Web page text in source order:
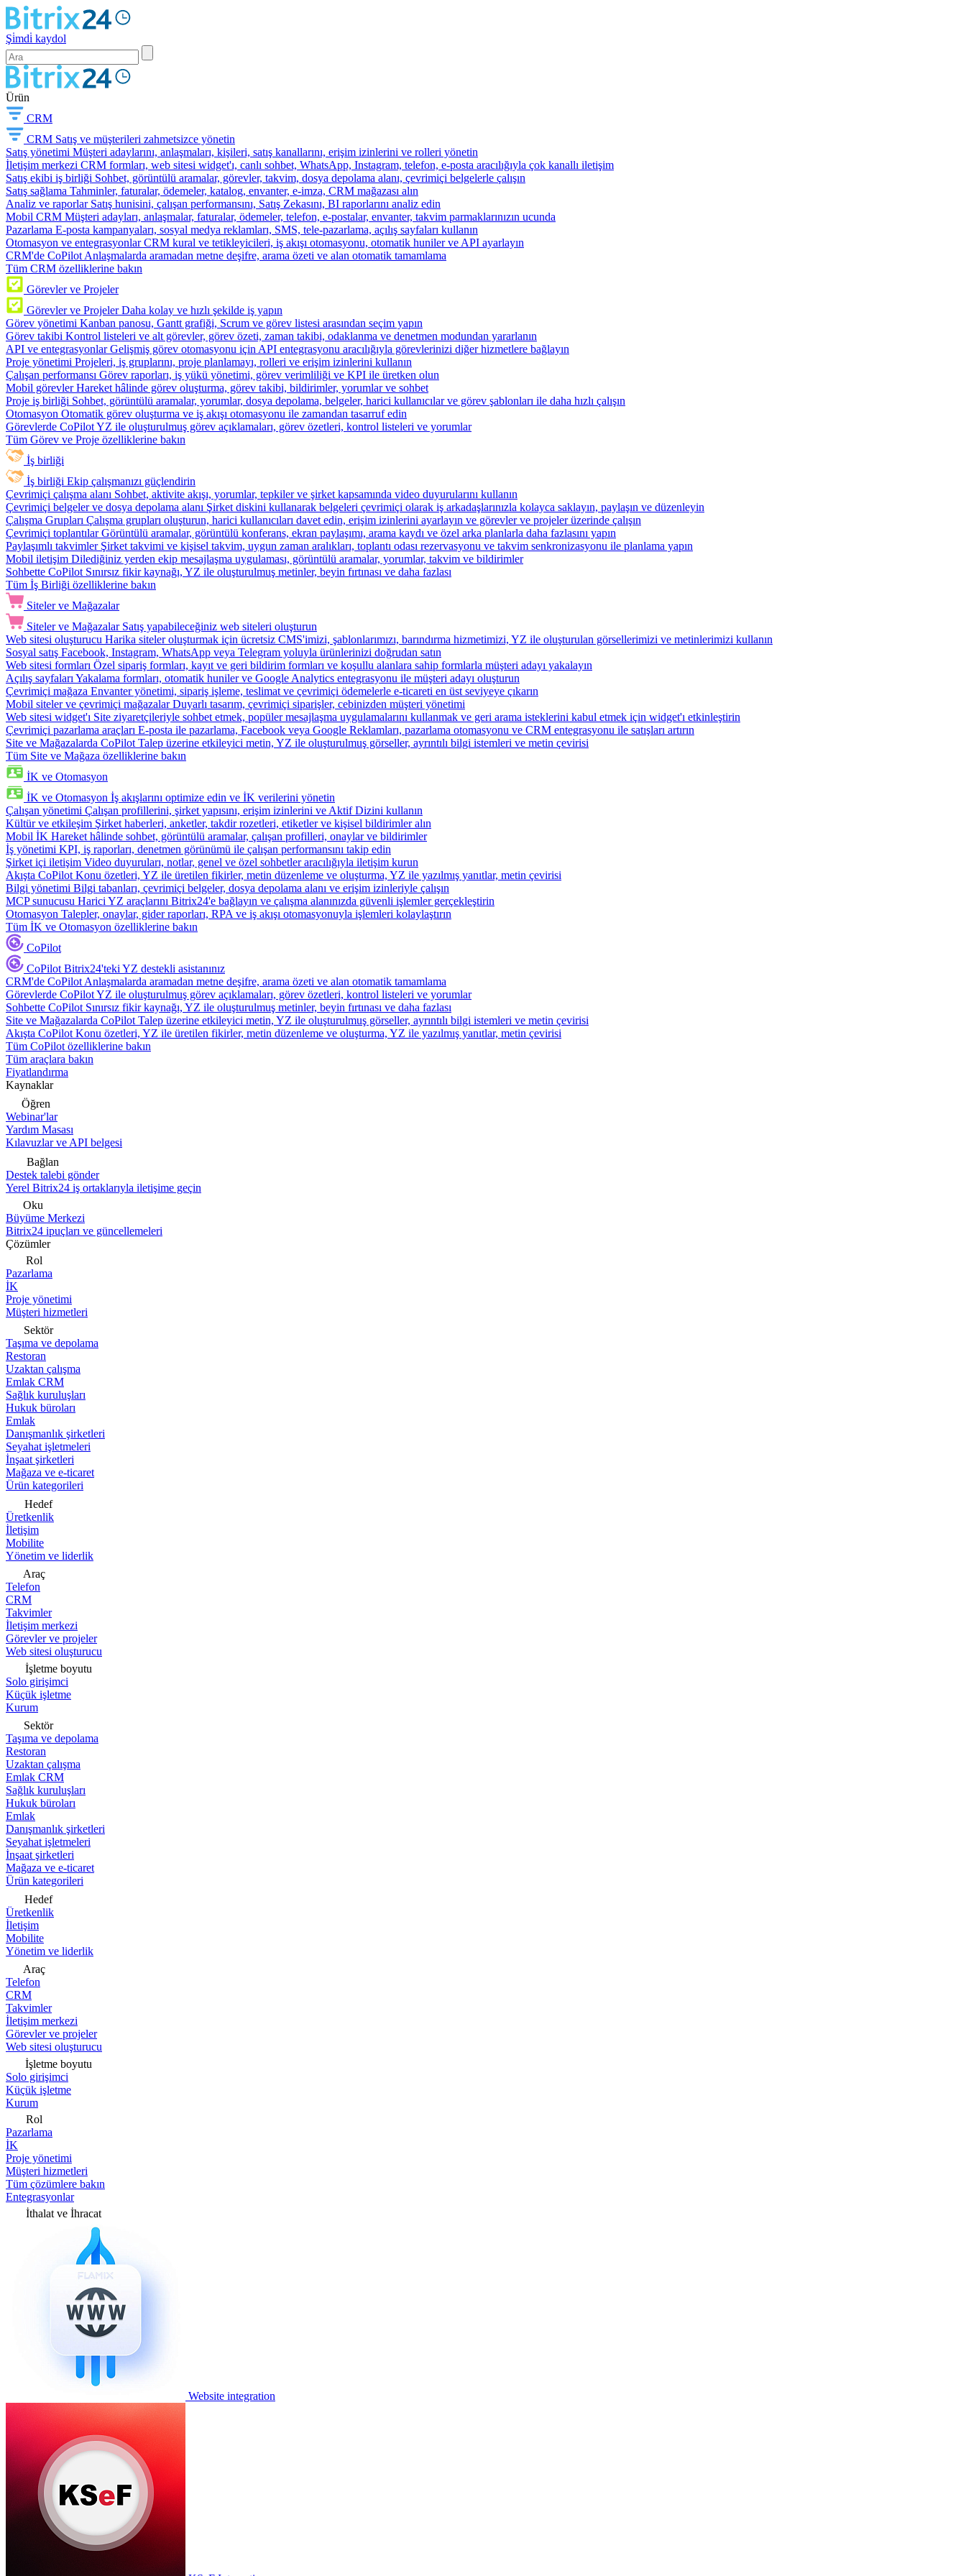
Şi̇mdi̇ kaydol
Ürün
CRM
CRM Satış ve müşterileri zahmetsizce yönetin
Satış yönetimi Müşteri adaylarını, anlaşmaları, kişileri, satış kanallarını, erişim izinlerini ve rolleri yönetin
İletişim merkezi CRM formları, web sitesi widget'ı, canlı sohbet, WhatsApp, Instagram, telefon, e-posta aracılığıyla çok kanallı iletişim
Satış ekibi iş birliği Sohbet, görüntülü aramalar, görevler, takvim, dosya depolama alanı, çevrimiçi belgelerle çalışın
Satış sağlama Tahminler, faturalar, ödemeler, katalog, envanter, e-imza, CRM mağazası alın
Analiz ve raporlar Satış hunisini, çalışan performansını, Satış Zekasını, BI raporlarını analiz edin
Mobil CRM Müşteri adayları, anlaşmalar, faturalar, ödemeler, telefon, e-postalar, envanter, takvim parmaklarınızın ucunda
Pazarlama E-posta kampanyaları, sosyal medya reklamları, SMS, tele-pazarlama, açılış sayfaları kullanın
Otomasyon ve entegrasyonlar CRM kural ve tetikleyicileri, iş akışı otomasyonu, otomatik huniler ve API ayarlayın
CRM'de CoPilot Anlaşmalarda aramadan metne deşifre, arama özeti ve alan otomatik tamamlama
Tüm CRM özelliklerine bakın
Görevler ve Projeler
Görevler ve Projeler Daha kolay ve hızlı şekilde iş yapın
Görev yönetimi Kanban panosu, Gantt grafiği, Scrum ve görev listesi arasından seçim yapın
Görev takibi Kontrol listeleri ve alt görevler, görev özeti, zaman takibi, odaklanma ve denetmen modundan yararlanın
API ve entegrasyonlar Gelişmiş görev otomasyonu için API entegrasyonu aracılığıyla görevlerinizi diğer hizmetlere bağlayın
Proje yönetimi Projeleri, iş gruplarını, proje planlamayı, rolleri ve erişim izinlerini kullanın
Çalışan performansı Görev raporları, iş yükü yönetimi, görev verimliliği ve KPI ile üretken olun
Mobil görevler Hareket hâlinde görev oluşturma, görev takibi, bildirimler, yorumlar ve sohbet
Proje iş birliği Sohbet, görüntülü aramalar, yorumlar, dosya depolama, belgeler, harici kullanıcılar ve görev şablonları ile daha hızlı çalışın
Otomasyon Otomatik görev oluşturma ve iş akışı otomasyonu ile zamandan tasarruf edin
Görevlerde CoPilotYZ ile oluşturulmuş görev açıklamaları, görev özetleri, kontrol listeleri ve yorumlar
Tüm Görev ve Proje özelliklerine bakın
İş birliği
İş birliği Ekip çalışmanızı güçlendirin
Çevrimiçi çalışma alanı Sohbet, aktivite akışı, yorumlar, tepkiler ve şirket kapsamında video duyurularını kullanın
Çevrimiçi belgeler ve dosya depolama alanı Şirket diskini kullanarak belgeleri çevrimiçi olarak iş arkadaşlarınızla kolayca saklayın, paylaşın ve düzenleyin
Çalışma Grupları Çalışma grupları oluşturun, harici kullanıcıları davet edin, erişim izinlerini ayarlayın ve görevler ve projeler üzerinde çalışın
Çevrimiçi toplantılar Görüntülü aramalar, görüntülü konferans, ekran paylaşımı, arama kaydı ve özel arka planlarla daha fazlasını yapın
Paylaşımlı takvimler Şirket takvimi ve kişisel takvim, uygun zaman aralıkları, toplantı odası rezervasyonu ve takvim senkronizasyonu ile planlama yapın
Mobil iletişim Dilediğiniz yerden ekip mesajlaşma uygulaması, görüntülü aramalar, yorumlar, takvim ve bildirimler
Sohbette CoPilot Sınırsız fikir kaynağı, YZ ile oluşturulmuş metinler, beyin fırtınası ve daha fazlası
Tüm İş Birliği özelliklerine bakın
Siteler ve Mağazalar
Siteler ve Mağazalar Satış yapabileceğiniz web siteleri oluşturun
Web sitesi oluşturucu Harika siteler oluşturmak için ücretsiz CMS'imizi, şablonlarımızı, barındırma hizmetimizi, YZ ile oluşturulan görsellerimizi ve metinlerimizi kullanın
Sosyal satış Facebook, Instagram, WhatsApp veya Telegram yoluyla ürünlerinizi doğrudan satın
Web sitesi formları Özel sipariş formları, kayıt ve geri bildirim formları ve koşullu alanlara sahip formlarla müşteri adayı yakalayın
Açılış sayfaları Yakalama formları, otomatik huniler ve Google Analytics entegrasyonu ile müşteri adayı oluşturun
Çevrimiçi mağaza Envanter yönetimi, sipariş işleme, teslimat ve çevrimiçi ödemelerle e-ticareti en üst seviyeye çıkarın
Mobil siteler ve çevrimiçi mağazalar Duyarlı tasarım, çevrimiçi siparişler, cebinizden müşteri yönetimi
Web sitesi widget'ı Site ziyaretçileriyle sohbet etmek, popüler mesajlaşma uygulamalarını kullanmak ve geri arama isteklerini kabul etmek için widget'ı etkinleştirin
Çevrimiçi pazarlama araçları E-posta ile pazarlama, Facebook veya Google Reklamları, pazarlama otomasyonu ve CRM entegrasyonu ile satışları artırın
Site ve Mağazalarda CoPilot Talep üzerine etkileyici metin, YZ ile oluşturulmuş görseller, ayrıntılı bilgi istemleri ve metin çevirisi
Tüm Site ve Mağaza özelliklerine bakın
İK ve Otomasyon
İK ve Otomasyon İş akışlarını optimize edin ve İK verilerini yönetin
Çalışan yönetimi Çalışan profillerini, şirket yapısını, erişim izinlerini ve Aktif Dizini kullanın
Kültür ve etkileşim Şirket haberleri, anketler, takdir rozetleri, etiketler ve kişisel bildirimler alın
Mobil İK Hareket hâlinde sohbet, görüntülü aramalar, çalışan profilleri, onaylar ve bildirimler
İş yönetimi KPI, iş raporları, denetmen görünümü ile çalışan performansını takip edin
Şirket içi iletişim Video duyuruları, notlar, genel ve özel sohbetler aracılığıyla iletişim kurun
Akışta CoPilot Konu özetleri, YZ ile üretilen fikirler, metin düzenleme ve oluşturma, YZ ile yazılmış yanıtlar, metin çevirisi
Bilgi yönetimi Bilgi tabanları, çevrimiçi belgeler, dosya depolama alanı ve erişim izinleriyle çalışın
MCP sunucusu Harici YZ araçlarını Bitrix24'e bağlayın ve çalışma alanınızda güvenli işlemler gerçekleştirin
Otomasyon Talepler, onaylar, gider raporları, RPA ve iş akışı otomasyonuyla işlemleri kolaylaştırın
Tüm İK ve Otomasyon özelliklerine bakın
CoPilot
CoPilot Bitrix24'teki YZ destekli asistanınız
CRM'de CoPilot Anlaşmalarda aramadan metne deşifre, arama özeti ve alan otomatik tamamlama
Görevlerde CoPilotYZ ile oluşturulmuş görev açıklamaları, görev özetleri, kontrol listeleri ve yorumlar
Sohbette CoPilot Sınırsız fikir kaynağı, YZ ile oluşturulmuş metinler, beyin fırtınası ve daha fazlası
Site ve Mağazalarda CoPilot Talep üzerine etkileyici metin, YZ ile oluşturulmuş görseller, ayrıntılı bilgi istemleri ve metin çevirisi
Akışta CoPilot Konu özetleri, YZ ile üretilen fikirler, metin düzenleme ve oluşturma, YZ ile yazılmış yanıtlar, metin çevirisi
Tüm CoPilot özelliklerine bakın
Tüm araçlara bakın
Fiyatlandırma
Kaynaklar
Öğren
Webinar'lar
Yardım Masası
Kılavuzlar ve API belgesi
Bağlan
Destek talebi gönder
Yerel Bitrix24 iş ortaklarıyla iletişime geçin
Oku
Büyüme Merkezi
Bitrix24 ipuçları ve güncellemeleri
Çözümler
Rol
Pazarlama
İK
Proje yönetimi
Müşteri hizmetleri
Sektör
Taşıma ve depolama
Restoran
Uzaktan çalışma
Emlak CRM
Sağlık kuruluşları
Hukuk büroları
Emlak
Danışmanlık şirketleri
Seyahat işletmeleri
İnşaat şirketleri
Mağaza ve e-ticaret
Ürün kategorileri
Hedef
Üretkenlik
İletişim
Mobilite
Yönetim ve liderlik
Araç
Telefon
CRM
Takvimler
İletişim merkezi
Görevler ve projeler
Web sitesi oluşturucu
İşletme boyutu
Solo girişimci
Küçük işletme
Kurum
Sektör
Taşıma ve depolama
Restoran
Uzaktan çalışma
Emlak CRM
Sağlık kuruluşları
Hukuk büroları
Emlak
Danışmanlık şirketleri
Seyahat işletmeleri
İnşaat şirketleri
Mağaza ve e-ticaret
Ürün kategorileri
Hedef
Üretkenlik
İletişim
Mobilite
Yönetim ve liderlik
Araç
Telefon
CRM
Takvimler
İletişim merkezi
Görevler ve projeler
Web sitesi oluşturucu
İşletme boyutu
Solo girişimci
Küçük işletme
Kurum
Rol
Pazarlama
İK
Proje yönetimi
Müşteri hizmetleri
Tüm çözümlere bakın
Entegrasyonlar
İthalat ve İhracat
Website integration